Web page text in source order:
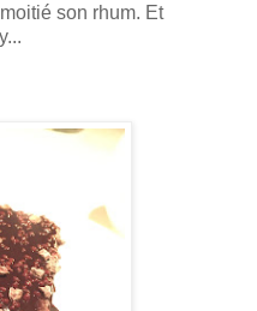
son rhum. Et